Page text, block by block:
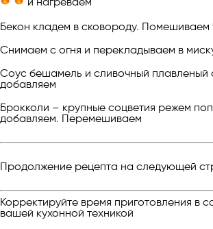
Бекон кладем в сковороду. Помешиваем
Снимаем с огня и перекладываем в
Соус бешамель и cливочный плавленый
добавляем
Брокколи – крупные соцветия режем
добавляем. Перемешиваем
Продолжение рецепта на следующей
Корректируйте время приготовления в
вашей кухонной техникой